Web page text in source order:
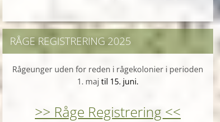
RÅGE REGISTRERING 2025
Rågeunger uden for reden i rågekolonier i perioden
1. majtil 15. juni.
>> Råge Registrering <<